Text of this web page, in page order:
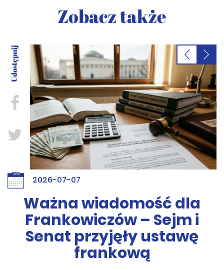
Zobacz także
2026-07-07
Ważna wiadomość dla
Frankowiczów – Sejm i
Senat przyjęły ustawę
frankową